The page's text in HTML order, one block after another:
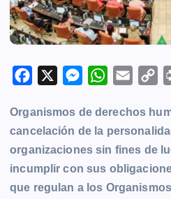
c
e
b
o
o
M
s
s
e
n
g
W
a
t
s
A
p
a
i
l
C
p
y
L
i
n
Organismos de derechos
cancelación de la
organizaciones sin fines de
incumplir con sus
que regulan a los